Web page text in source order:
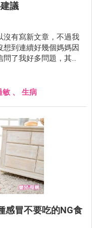
議
沒有寫新文章，不過我
想到連續好幾個媽媽因
了我好多問題，其中
寫下我的看法。
敏 、 生病
感冒不要吃的NG食